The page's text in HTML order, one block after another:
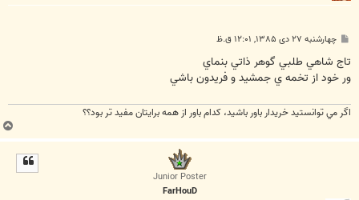
پ
ت
چهارشنبه ۲۷ دی ۱۳۸۵, ۱۲:۰۱ ق.ظ
تاج شاهي طلبي گوهر ذاتي بنماي
ور خود از تخمه ي جمشيد و فريدون باشي
اگر مي توانستيد خريدار باور باشيد، كدام باور از همه برايتان مفيد تر بود؟؟
ب
ا
Junior Poster
FarHouD